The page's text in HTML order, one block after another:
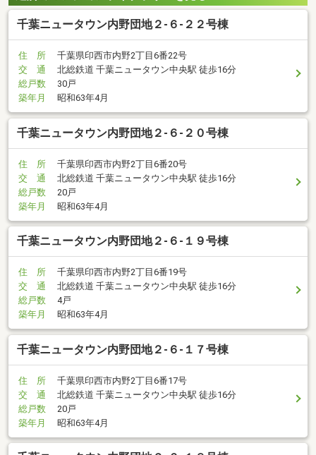
千葉ニュータウン内野団地２-６-２２号棟
住 所
千葉県印西市内野2丁目6番22号
交 通
北総鉄道 千葉ニュータウン中央駅 徒歩16分
総戸数
30戸
築年月
昭和63年4月
千葉ニュータウン内野団地２-６-２０号棟
住 所
千葉県印西市内野2丁目6番20号
交 通
北総鉄道 千葉ニュータウン中央駅 徒歩16分
総戸数
20戸
築年月
昭和63年4月
千葉ニュータウン内野団地２-６-１９号棟
住 所
千葉県印西市内野2丁目6番19号
交 通
北総鉄道 千葉ニュータウン中央駅 徒歩16分
総戸数
4戸
築年月
昭和63年4月
千葉ニュータウン内野団地２-６-１７号棟
住 所
千葉県印西市内野2丁目6番17号
交 通
北総鉄道 千葉ニュータウン中央駅 徒歩16分
総戸数
20戸
築年月
昭和63年4月